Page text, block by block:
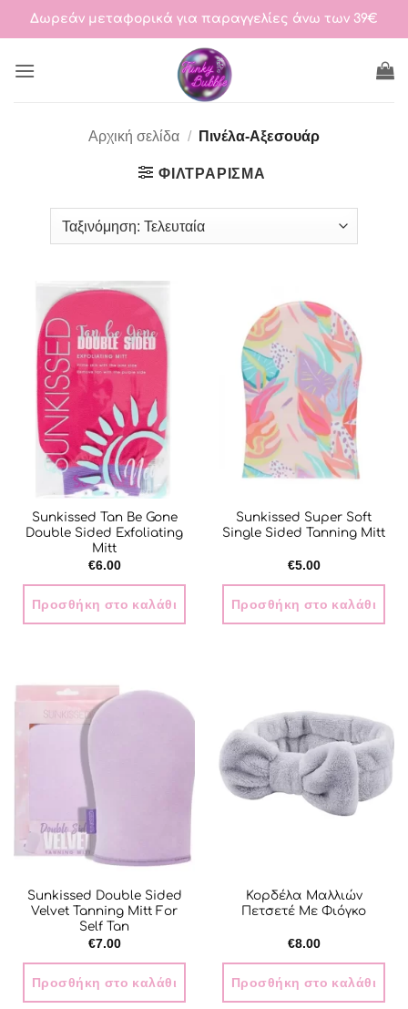
Μετάβαση
Δωρεάν μεταφορικά για παραγγελίες άνω των 39€
Αρχική σελίδα / Πινέλα-Αξεσουάρ
ΦΙΛΤΡΆΡΙΣΜΑ
Sunkissed Tan Be Gone
Double Sided Exfoliating
Mitt
€6.00
Προσθήκη στο καλάθι
Sunkissed Super Soft
Single Sided Tanning Mitt
€5.00
Προσθήκη στο καλάθι
Sunkissed Double Sided
Velvet Tanning Mitt For
Self Tan
€7.00
Προσθήκη στο καλάθι
Κορδέλα Μαλλιών
Πετσετέ Με Φιόγκο
€8.00
Προσθήκη στο καλάθι